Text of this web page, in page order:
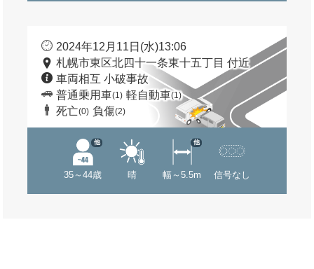
2024年12月11日(水)13:06
札幌市東区北四十一条東十五丁目 付近
車両相互 小破事故
普通乗用車(1) 軽自動車(1)
死亡(0) 負傷(2)
35～44歳
他
晴 幅～5.5m
他
信号なし